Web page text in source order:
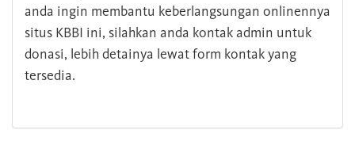
anda ingin membantu keberlangsungan onlinennya
situs KBBI ini, silahkan anda kontak admin untuk
donasi, lebih detainya lewat form kontak yang
tersedia.